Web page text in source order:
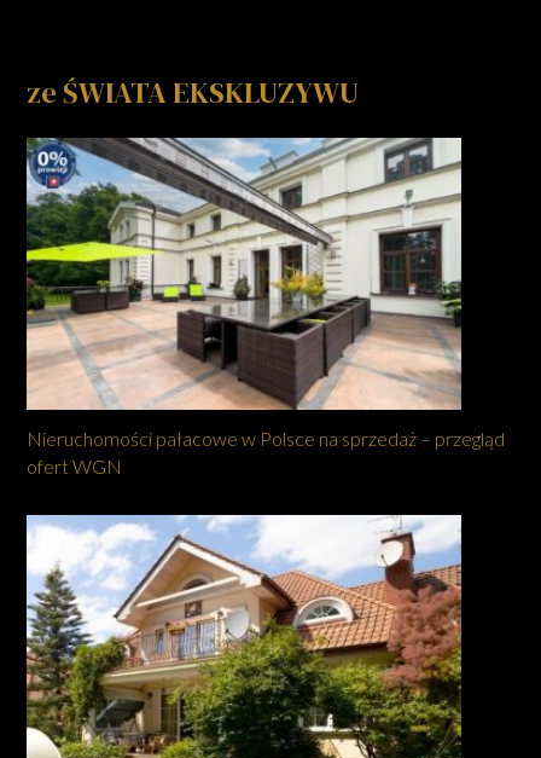
ze ŚWIATA EKSKLUZYWU
Nieruchomości pałacowe w Polsce na sprzedaż – przegląd
ofert WGN